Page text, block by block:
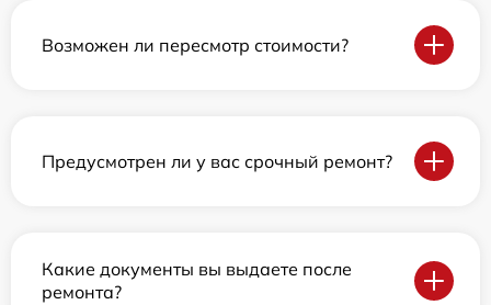
Возможен ли пересмотр стоимости?
Предусмотрен ли у вас срочный ремонт?
Какие документы вы выдаете после
ремонта?